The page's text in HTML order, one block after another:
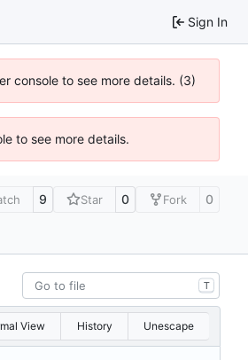
Sign In
console to see more details. (3)
to see more details.
9 Star 0 Fork 0
T
View History Unescape